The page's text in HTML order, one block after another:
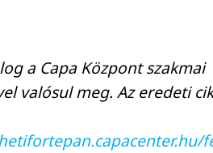
a Capa Központ szakmai
valósul meg. Az eredeti